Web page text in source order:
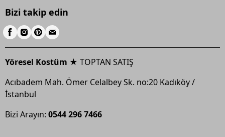
Bizi takip edin
Yöresel Kostüm ★ TOPTAN SATIŞ
Acıbadem Mah. Ömer Celalbey Sk. no:20 Kadıköy /
İstanbul
Bizi Arayın: 0544 296 7466